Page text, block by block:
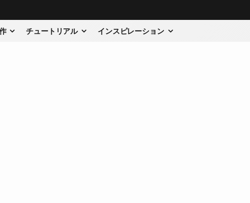
チュートリアル インスピレーション